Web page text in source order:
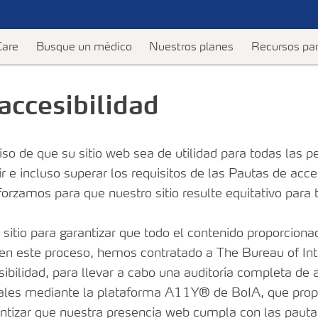
Programe una consulta
Regístrese para eventos de salud y bienestar
Busque un médico Nuestros planes
de Medicare
Información y recursos del empleador
Recursos
Programa de recompensas para
Formularios y documentos
Asesoramiento de salud de
WellSpark
Apoyo
Contáctenos
Preguntas
Pagos y
Programa de Atención a Posagudos
Salud Mental
de que su sitio web sea de utilidad para todas las
e incluso superar los requisitos de las Pautas de
para que nuestro sitio resulte equitativo para
para garantizar que todo el contenido
este proceso, hemos contratado a The Bureau of
para llevar a cabo una auditoría completa de
mediante la plataforma A11Y® de BoIA, que
que nuestra presencia web cumpla con las